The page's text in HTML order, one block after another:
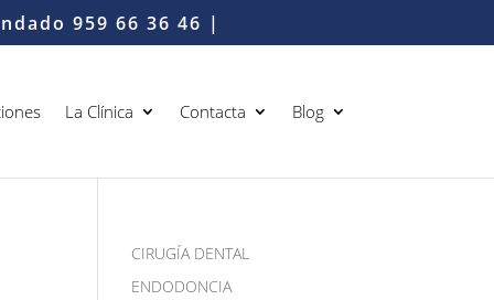
959 66 36 46 |
La Clínica Contacta Blog
CIRUGÍA DENTAL
ENDODONCIA